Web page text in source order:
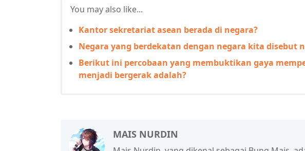
You may also like...
Kantor sekretariat asean berada di negara?
Negara yang berdekatan dengan negara kita disebut
Berikut ini percobaan yang membuktikan gaya
menjadi bergerak adalah?
MAIS NURDIN